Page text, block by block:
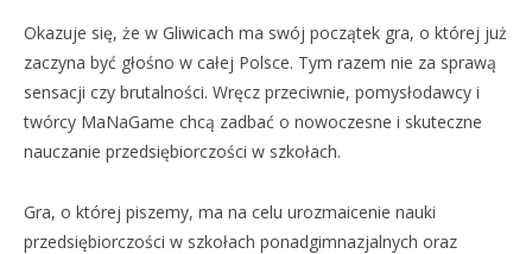
Okazuje się, że w Gliwicach ma swój początek gra, o której już
zaczyna być głośno w całej Polsce. Tym razem nie za sprawą
sensacji czy brutalności. Wręcz przeciwnie, pomysłodawcy i
twórcy MaNaGame chcą zadbać o nowoczesne i skuteczne
nauczanie przedsiębiorczości w szkołach.
Gra, o której piszemy, ma na celu urozmaicenie nauki
przedsiębiorczości w szkołach ponadgimnazjalnych oraz